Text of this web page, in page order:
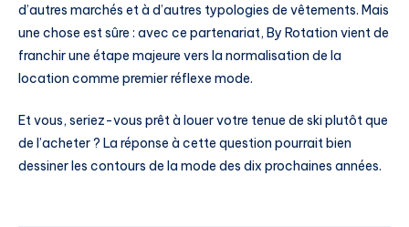
d’autres marchés et à d’autres typologies de vêtements. Mais
une chose est sûre : avec ce partenariat, By Rotation vient de
franchir une étape majeure vers la normalisation de la
location comme premier réflexe mode.
Et vous, seriez-vous prêt à louer votre tenue de ski plutôt que
de l’acheter ? La réponse à cette question pourrait bien
dessiner les contours de la mode des dix prochaines années.